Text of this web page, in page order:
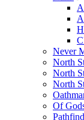
Never
North
North
North
Of